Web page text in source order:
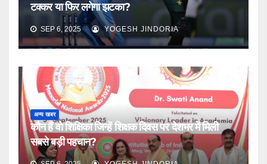
टक्कर या फिर लगेगा झटका?
SEP 6, 2025 YOGESH JINDORIA
अन्य खबर
कौन हैं वो शिक्षिका जिन्हें शिक्षक दिवस पर देशभर में मिली
सबसे बड़ी पहचान?